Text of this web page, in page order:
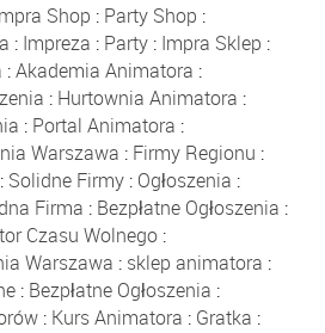
Shop : Party Shop :
: Impreza : Party : Impra Sklep :
:Akademia Animatora :
: Hurtownia Animatora :
: Portal Animatora :
Warszawa : Firmy Regionu :
Solidne Firmy: Ogłoszenia :
Firma : Bezpłatne Ogłoszenia :
Czasu Wolnego:
Warszawa : sklep animatora :
: Bezpłatne Ogłoszenia :
: Kurs Animatora : Gratka :